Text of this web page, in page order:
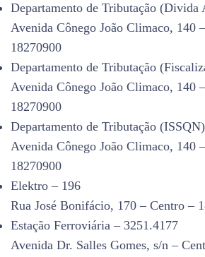
Departamento de Tributação (Divida
Avenida Cônego João Climaco, 140
18270900
Departamento de Tributação
Avenida Cônego João Climaco, 140
18270900
Departamento de Tributação
Avenida Cônego João Climaco, 140
18270900
Elektro – 196
Rua José Bonifácio, 170 – Centro –
Estação Ferroviária – 3251.4177
Avenida Dr. Salles Gomes, s/n –